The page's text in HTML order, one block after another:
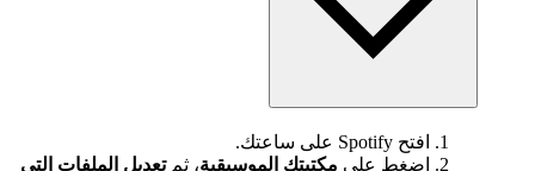
افتح Spotify على ساعتك.
اضغط على مكتبتك الموسيقية، ثمتعديل الملفات التي